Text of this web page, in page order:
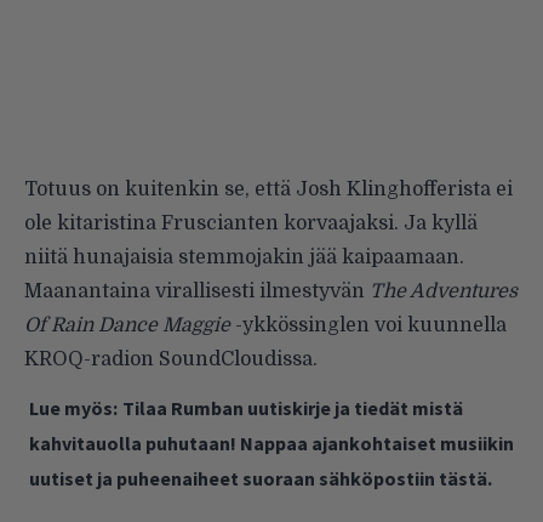
Totuus on kuitenkin se, että Josh Klinghofferista ei
ole kitaristina Fruscianten korvaajaksi. Ja kyllä
niitä hunajaisia stemmojakin jää kaipaamaan.
Maanantaina virallisesti ilmestyvän The Adventures
Of Rain Dance Maggie-ykkössinglen voi kuunnella
KROQ-radion SoundCloudissa.
Lue myös: Tilaa Rumban uutiskirje ja tiedät mistä
kahvitauolla puhutaan! Nappaa ajankohtaiset musiikin
uutiset ja puheenaiheet suoraan sähköpostiin tästä.